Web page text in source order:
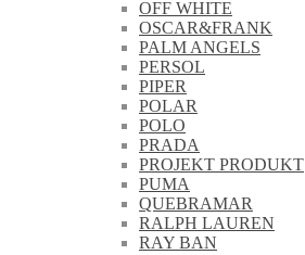
OFF WHITE
OSCAR&FRANK
PALM ANGELS
PERSOL
PIPER
POLAR
POLO
PRADA
PROJEKT PRODUKT
PUMA
QUEBRAMAR
RALPH LAUREN
RAY BAN